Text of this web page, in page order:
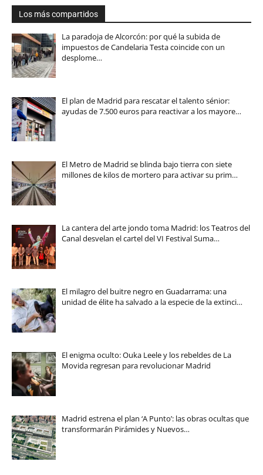
Los más compartidos
La paradoja de Alcorcón: por qué la subida de
impuestos de Candelaria Testa coincide con un
desplome…
El plan de Madrid para rescatar el talento sénior:
ayudas de 7.500 euros para reactivar a los mayore…
El Metro de Madrid se blinda bajo tierra con siete
millones de kilos de mortero para activar su prim…
La cantera del arte jondo toma Madrid: los Teatros del
Canal desvelan el cartel del VI Festival Suma…
El milagro del buitre negro en Guadarrama: una
unidad de élite ha salvado a la especie de la extinci…
El enigma oculto: Ouka Leele y los rebeldes de La
Movida regresan para revolucionar Madrid
Madrid estrena el plan ‘A Punto’: las obras ocultas que
transformarán Pirámides y Nuevos…